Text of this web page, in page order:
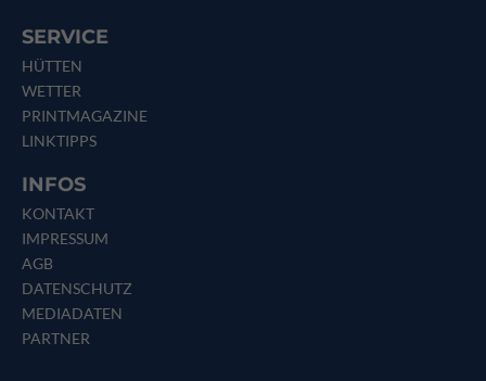
SERVICE
HÜTTEN
WETTER
PRINTMAGAZINE
LINKTIPPS
INFOS
KONTAKT
IMPRESSUM
AGB
DATENSCHUTZ
MEDIADATEN
PARTNER